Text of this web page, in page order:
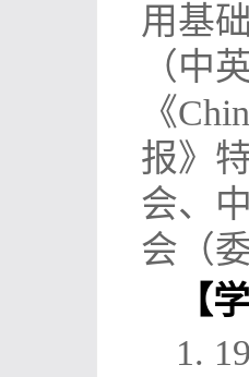
用基
（中
《
报》
会、
会（
【
1.